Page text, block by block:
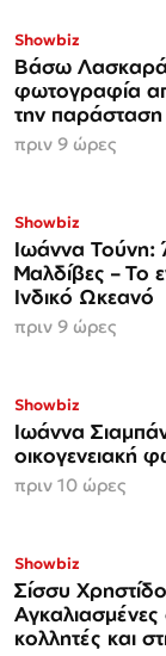
Showbiz
Βάσω
φωτογραφία
την παράσταση
πριν 9 ώρες
Showbiz
Ιωάννα Τούνη:
Μαλδίβες – Το
Ινδικό Ωκεανό
πριν 9 ώρες
Showbiz
Ιωάννα
οικογενειακή
πριν 10 ώρες
Showbiz
Σίσσυ
Αγκαλιασμένες
κολλητές και